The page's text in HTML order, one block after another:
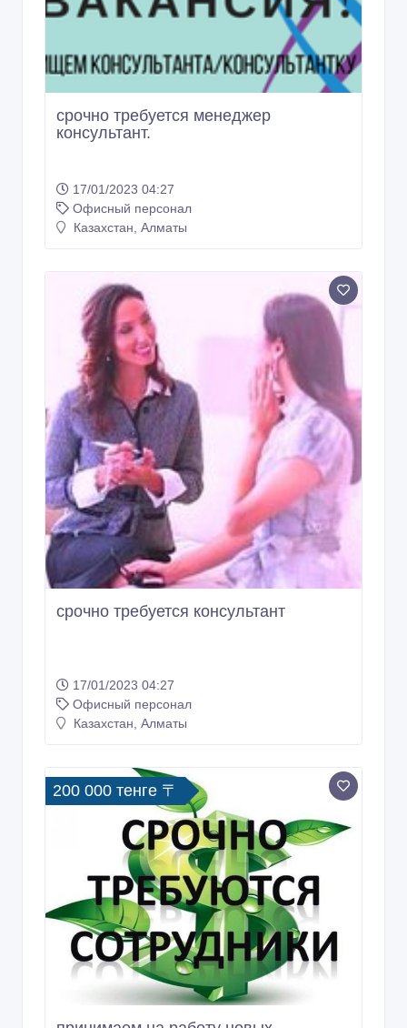
срочно требуется менеджер
консультант.
17/01/2023 04:27
Офисный персонал
Казахстан, Алматы
срочно требуется консультант
17/01/2023 04:27
Офисный персонал
Казахстан, Алматы
200 000 тенге 〒